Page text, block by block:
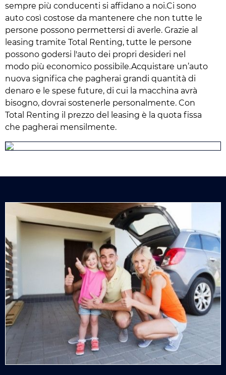
sempre più conducenti si affidano a noi.Ci sono
auto così costose da mantenere che non tutte le
persone possono permettersi di averle. Grazie al
leasing tramite Total Renting, tutte le persone
possono godersi l'auto dei propri desideri nel
modo più economico possibile.Acquistare un’auto
nuova significa che pagherai grandi quantità di
denaro e le spese future, di cui la macchina avrà
bisogno, dovrai sostenerle personalmente. Con
Total Renting il prezzo del leasing è la quota fissa
che pagherai mensilmente.